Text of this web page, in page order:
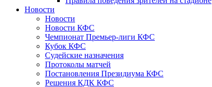
Новости
Новости
Новости КФС
Чемпионат Премьер-лиги КФС
Кубок КФС
Судейские назначения
Протоколы матчей
Постановления Президиума КФС
Решения КДК КФС